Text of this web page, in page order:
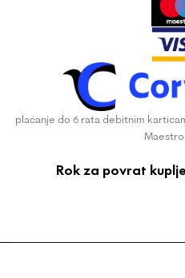
plaćanje do 6 rata debitnim
Rok za povrat